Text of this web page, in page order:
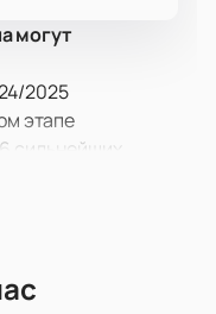
могут
2025
этапе
сильнейших
сезона 2025